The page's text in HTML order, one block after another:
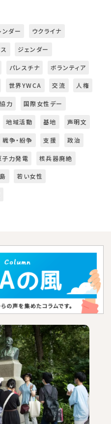
ンダー ウクライナ
ジェンダー
パレスチナ ボランティア
世界YWCA 交流 人権
力 国際女性デー
地域活動 基地 声明文
戦争・紛争 支援 政治
子力発電 核兵器廃絶
若い女性